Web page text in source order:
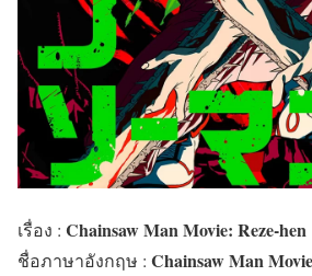
เรื่อง : Chainsaw Man Movie: Reze-hen
ชื่อภาษาอังกฤษ : Chainsaw Man